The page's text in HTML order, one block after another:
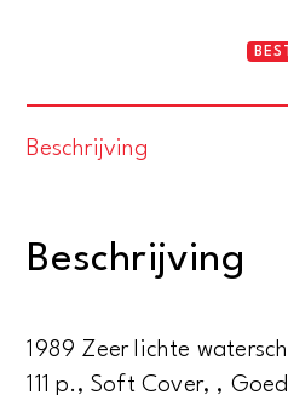
Beschrijving
Beschrijving
1989 Zeer lichte
111 p., Soft Cover, , Goed